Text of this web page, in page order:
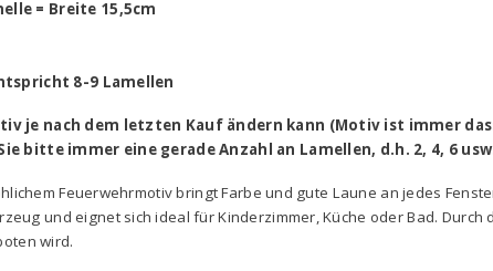
= Breite 15,5cm
8-9 Lamellen
je nach dem letzten Kauf ändern kann (Motiv ist immer
bitte immer eine gerade Anzahl an Lamellen, d.h. 2, 4, 6
Feuerwehrmotiv bringt Farbe und gute Laune an jedes
und eignet sich ideal für Kinderzimmer, Küche oder Bad.
wird.